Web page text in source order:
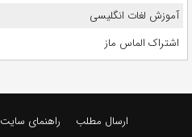
آموزش لغات انگلیسی
اشتراک الماس ماز
ارسال مطلب راهنمای سایت